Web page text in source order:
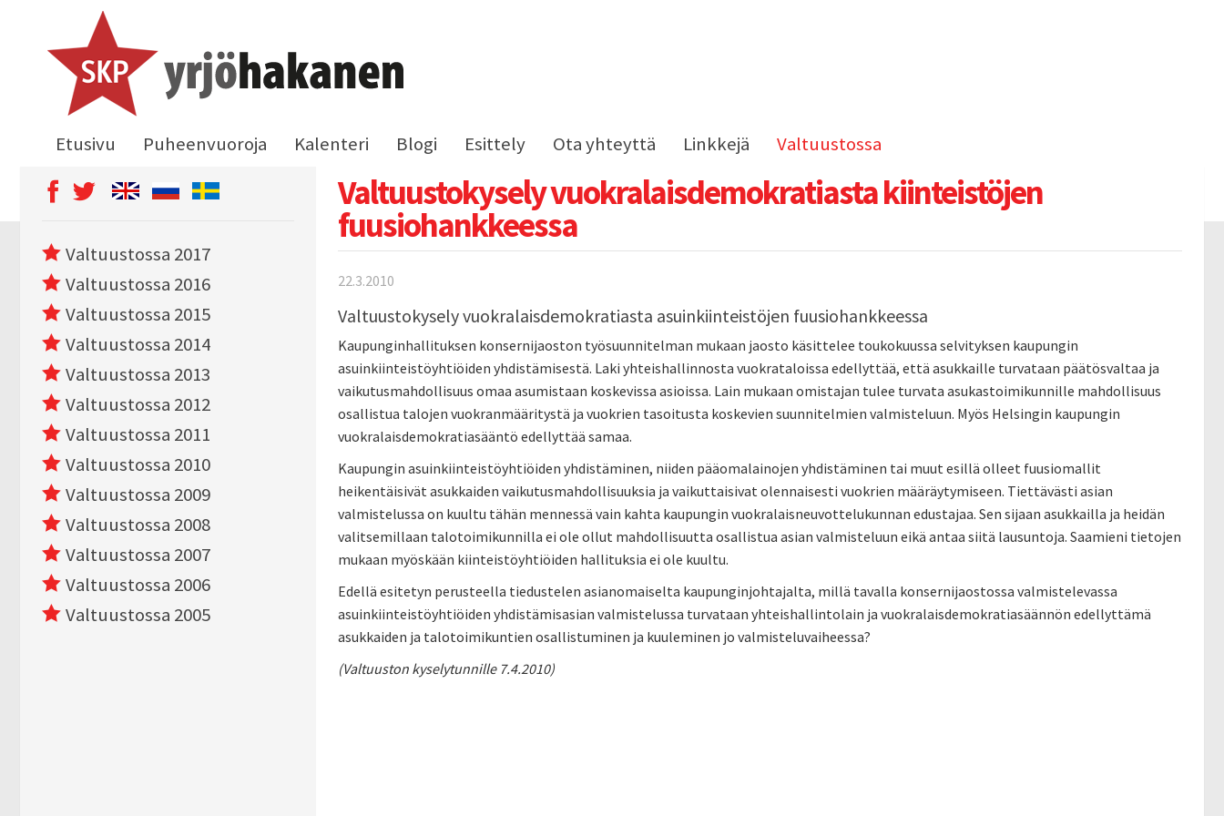
Etusivu Puheenvuoroja Kalenteri Blogi Esittely Ota yhteyttä Linkkejä Valtuustossa
Valtuustokysely vuokralaisdemokratiasta kiinteistöjen
fuusiohankkeessa
22.3.2010
Valtuustokysely vuokralaisdemokratiasta asuinkiinteistöjen fuusiohankkeessa
Kaupunginhallituksen konsernijaoston työsuunnitelman mukaan jaosto käsittelee toukokuussa selvityksen kaupungin
asuinkiinteistöyhtiöiden yhdistämisestä. Laki yhteishallinnosta vuokrataloissa edellyttää, että asukkaille turvataan päätösvaltaa ja
vaikutusmahdollisuus omaa asumistaan koskevissa asioissa. Lain mukaan omistajan tulee turvata asukastoimikunnille mahdollisuus
osallistua talojen vuokranmääritystä ja vuokrien tasoitusta koskevien suunnitelmien valmisteluun. Myös Helsingin kaupungin
vuokralaisdemokratiasääntö edellyttää samaa.
Kaupungin asuinkiinteistöyhtiöiden yhdistäminen, niiden pääomalainojen yhdistäminen tai muut esillä olleet fuusiomallit
heikentäisivät asukkaiden vaikutusmahdollisuuksia ja vaikuttaisivat olennaisesti vuokrien määräytymiseen. Tiettävästi asian
valmistelussa on kuultu tähän mennessä vain kahta kaupungin vuokralaisneuvottelukunnan edustajaa. Sen sijaan asukkailla ja heidän
valitsemillaan talotoimikunnilla ei ole ollut mahdollisuutta osallistua asian valmisteluun eikä antaa siitä lausuntoja. Saamieni tietojen
mukaan myöskään kiinteistöyhtiöiden hallituksia ei ole kuultu.
Edellä esitetyn perusteella tiedustelen asianomaiselta kaupunginjohtajalta, millä tavalla konsernijaostossa valmistelevassa
asuinkiinteistöyhtiöiden yhdistämisasian valmistelussa turvataan yhteishallintolain ja vuokralaisdemokratiasäännön edellyttämä
asukkaiden ja talotoimikuntien osallistuminen ja kuuleminen jo valmisteluvaiheessa?
(Valtuuston kyselytunnille 7.4.2010)
Valtuustossa 2017
Valtuustossa 2016
Valtuustossa 2015
Valtuustossa 2014
Valtuustossa 2013
Valtuustossa 2012
Valtuustossa 2011
Valtuustossa 2010
Valtuustossa 2009
Valtuustossa 2008
Valtuustossa 2007
Valtuustossa 2006
Valtuustossa 2005